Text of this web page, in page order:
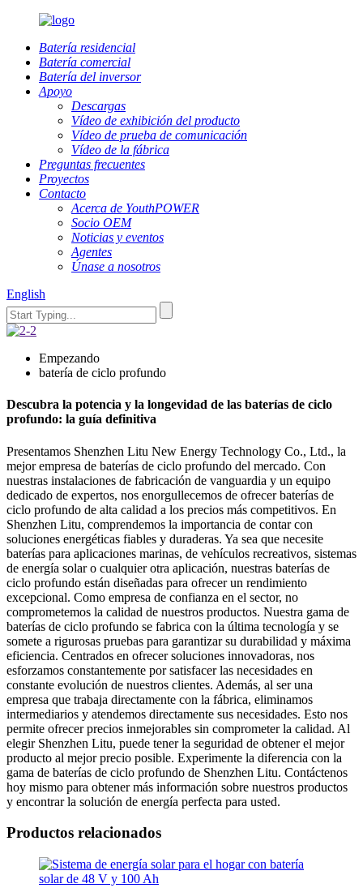
Batería residencial
Batería comercial
Batería del inversor
Apoyo
Descargas
Vídeo de exhibición del producto
Vídeo de prueba de comunicación
Vídeo de la fábrica
Preguntas frecuentes
Proyectos
Contacto
Acerca de YouthPOWER
Socio OEM
Noticias y eventos
Agentes
Únase a nosotros
English
Empezando
batería de ciclo profundo
Descubra la potencia y la longevidad de las baterías de ciclo
profundo: la guía definitiva
Presentamos Shenzhen Litu New Energy Technology Co., Ltd., la
mejor empresa de baterías de ciclo profundo del mercado. Con
nuestras instalaciones de fabricación de vanguardia y un equipo
dedicado de expertos, nos enorgullecemos de ofrecer baterías de
ciclo profundo de alta calidad a los precios más competitivos. En
Shenzhen Litu, comprendemos la importancia de contar con
soluciones energéticas fiables y duraderas. Ya sea que necesite
baterías para aplicaciones marinas, de vehículos recreativos, sistemas
de energía solar o cualquier otra aplicación, nuestras baterías de
ciclo profundo están diseñadas para ofrecer un rendimiento
excepcional. Como empresa de confianza en el sector, no
comprometemos la calidad de nuestros productos. Nuestra gama de
baterías de ciclo profundo se fabrica con la última tecnología y se
somete a rigurosas pruebas para garantizar su durabilidad y máxima
eficiencia. Centrados en ofrecer soluciones innovadoras, nos
esforzamos constantemente por satisfacer las necesidades en
constante evolución de nuestros clientes. Además, al ser una
empresa que trabaja directamente con la fábrica, eliminamos
intermediarios y atendemos directamente sus necesidades. Esto nos
permite ofrecer precios inmejorables sin comprometer la calidad. Al
elegir Shenzhen Litu, puede tener la seguridad de obtener el mejor
producto al mejor precio posible. Experimente la diferencia con la
gama de baterías de ciclo profundo de Shenzhen Litu. Contáctenos
hoy mismo para obtener más información sobre nuestros productos
y encontrar la solución de energía perfecta para usted.
Productos relacionados